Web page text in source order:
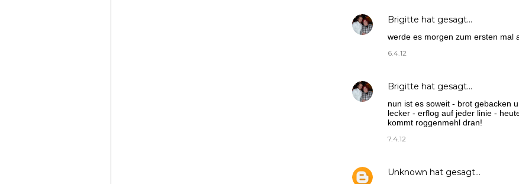
Brigitte hat gesagt…
werde es morgen zum ersten mal
6.4.12
Brigitte hat gesagt…
nun ist es soweit - brot gebacken
lecker - erflog auf jeder linie -
kommt roggenmehl dran!
7.4.12
Unknown hat gesagt…